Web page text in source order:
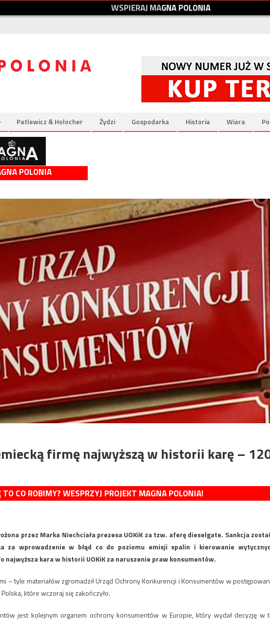
WSPIERAJMAGNAPOLONIA
Patlewicz & Holocher Żydzi Gospodarka Historia Wiara
POLONIA
firmę najwyższą w historii karę –
TO CO ROBIMY? WESPRZYJ PROJEKT MAGNA POLONIA!
przez Marka Niechciała prezesa UOKiK za tzw. aferę dieselgate. Sankcja
za wprowadzenie w błąd co do poziomu emisji spalin i kierowanie
najwyższa kara w historii UOKiK za naruszenie praw konsumentów.
– tyle materiałów zgromadził Urząd Ochrony Konkurencji i Konsumentów w
które wczoraj się zakończyło.
jest kolejnym organem ochrony konsumentów w Europie, który wydał decyzję w